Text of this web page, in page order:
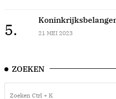
5. 21 MEI 2023
ZOEKEN